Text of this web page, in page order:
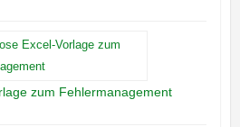
zum Fehlermanagement